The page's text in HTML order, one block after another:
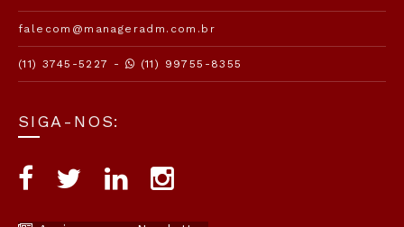
falecom@manageradm.com.br
(11) 3745-5227 - (11) 99755-8355
SIGA-NOS: